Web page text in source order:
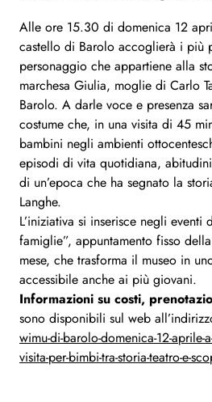
Alle ore 15.30 di domenica 12
castello di Barolo accoglierà i più
personaggio che appartiene alla
marchesa Giulia, moglie di Carlo
Barolo. A darle voce e presenza
costume che, in una visita di 45
bambini negli ambienti
episodi di vita quotidiana,
di un’epoca che ha segnato la
Langhe.
L’iniziativa si inserisce negli
famiglie”, appuntamento fisso
mese, che trasforma il museo in
accessibile anche ai più giovani.
Informazioni su costi,
sono disponibili sul web
wimu-di-barolo-domenica-12-aprile-
visita-per-bimbi-tra-storia-teatro-e-